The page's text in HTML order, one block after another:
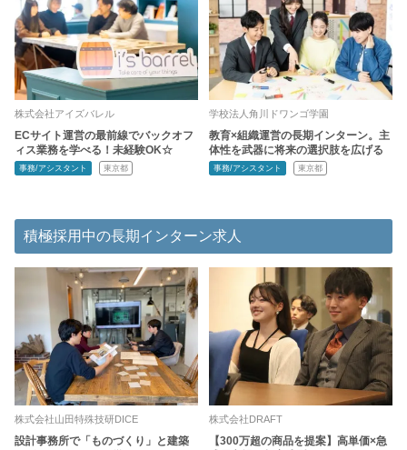
株式会社アイズバレル
ECサイト運営の最前線でバックオフ
ィス業務を学べる！未経験OK☆
事務/アシスタント 東京都
学校法人角川ドワンゴ学園
教育×組織運営の長期インターン。主
体性を武器に将来の選択肢を広げる
事務/アシスタント 東京都
積極採用中の長期インターン求人
株式会社山田特殊技研DICE
設計事務所で「ものづくり」と建築
株式会社DRAFT
【300万超の商品を提案】高単価×急